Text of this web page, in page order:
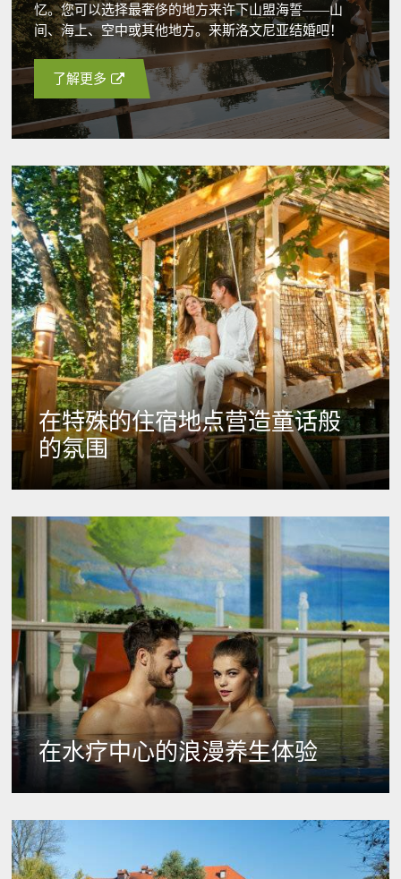
忆。您可以选择最奢侈的地方来许下山盟海誓——山
间、海上、空中或其他地方。来斯洛文尼亚结婚吧！
了解更多
在特殊的住宿地点营造童话般
的氛围
在水疗中心的浪漫养生体验